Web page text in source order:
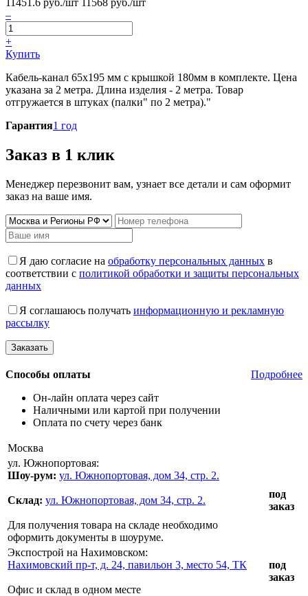
–
+
Купить
Кабель-канал 65х195 мм с крышкой 180мм в комплекте. Цена
указана за 2 метра. Длина изделия - 2 метра. Товар
отгружается в штуках (палки" по 2 метра)."
Гарантия1 год
Заказ в 1 клик
Менеджер перезвонит вам, узнает все детали и сам оформит
заказ на ваше имя.
Я даю согласие на обработку персональных данных в
соответствии с политикой обработки и защиты персональных
данных
Я соглашаюсь получать информационную и рекламную
рассылку
Способы оплаты
Подробнее
Он-лайн оплата через сайт
Наличными или картой при получении
Оплата по счету через банк
Москва
ул. Южнопортовая:
Шоу-рум: ул. Южнопортовая, дом 34, стр. 2.
Склад: ул. Южнопортовая, дом 34, стр. 2.
Для получения товара на складе необходимо
оформить документы в шоуруме.
под
заказ
Экспострой на Нахимовском:
Нахимовский пр-т, д. 24, павильон 3, место 54, ТК
Офис и склад в одном месте
под
заказ